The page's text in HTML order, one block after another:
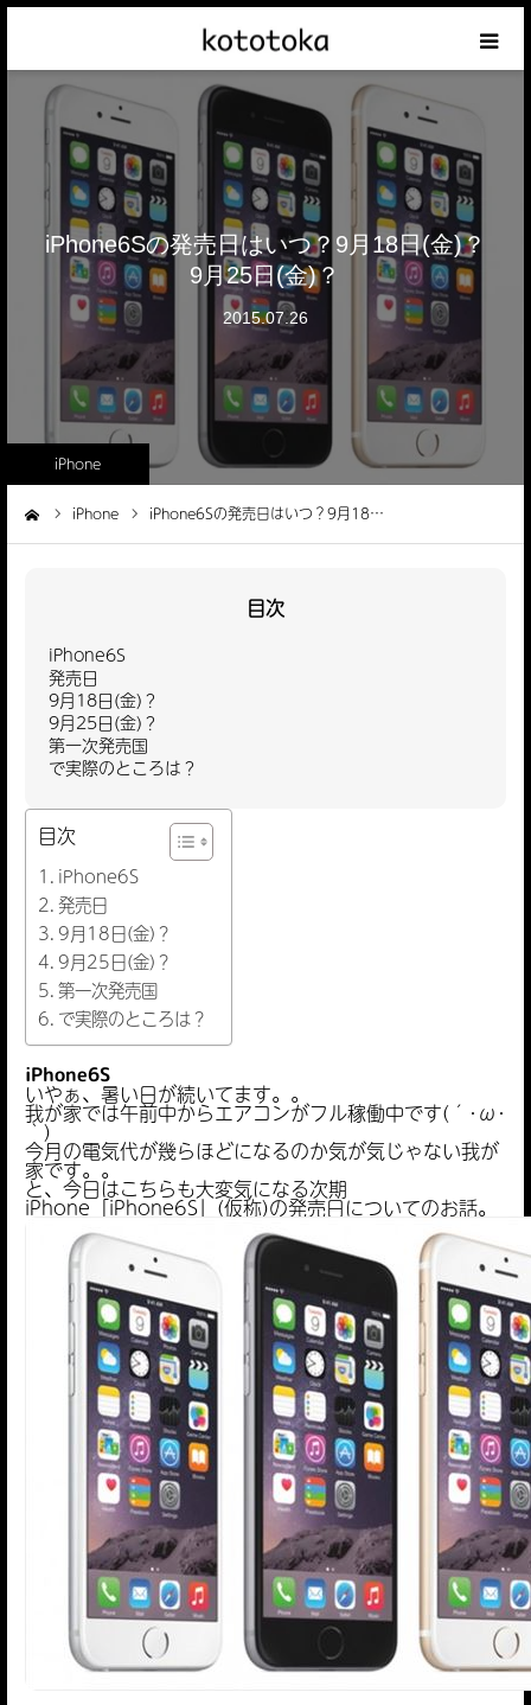
iPhone6Sの発売日はいつ？9月18日(金)？
9月25日(金)？
2015.07.26
iPhone
iPhone iPhone6Sの発売日はいつ？9月18…
目次
iPhone6S
発売日
9月18日(金)？
9月25日(金)？
第一次発売国
で実際のところは？
目次
iPhone6S
発売日
9月18日(金)？
9月25日(金)？
第一次発売国
で実際のところは？
iPhone6S
いやぁ、暑い日が続いてます。。
我が家では午前中からエアコンがフル稼働中です(´･ω･
｀)
今月の電気代が幾らほどになるのか気が気じゃない我が
家です。。
と、今日はこちらも大変気になる次期
iPhone「iPhone6S」(仮称)の発売日についてのお話。
Appleの話
クレジットカードの話
iPhoneの話
その他の話
テーマリスト